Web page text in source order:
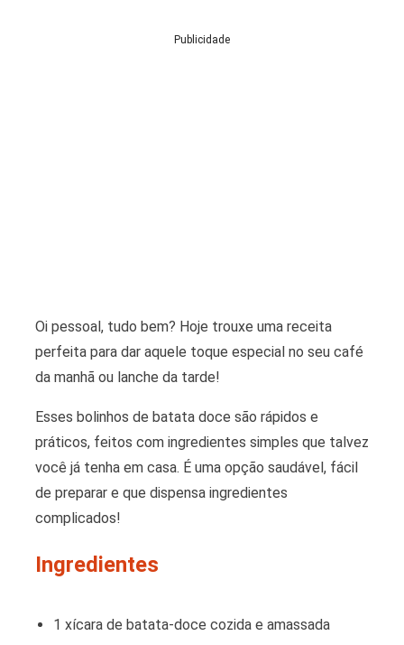
Publicidade
Oi pessoal, tudo bem? Hoje trouxe uma receita
perfeita para dar aquele toque especial no seu café
da manhã ou lanche da tarde!
Esses bolinhos de batata doce são rápidos e
práticos, feitos com ingredientes simples que talvez
você já tenha em casa. É uma opção saudável, fácil
de preparar e que dispensa ingredientes
complicados!
Ingredientes
1 xícara de batata-doce cozida e amassada